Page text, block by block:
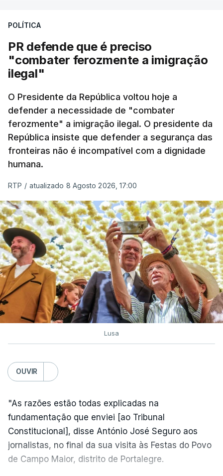
desencadeando uma ação de prevenção
articulação com a Marinha, a Autoridade Marítima
Nacional e a Força Aérea.
apreendida mais cocaína até ao momento de que
em todo o ano de 2025.
A ação de prevenção visa a deteção em alto mar
de embarcações de alta velocidade (EAV) que
utilizam a costa nacional para o tráfico de droga.
c/ Lusa
POLÍTICA
PR defende que é preciso
"combater ferozmente a imigração
ilegal"
O Presidente da República voltou hoje a
defender a necessidade de "combater
ferozmente" a imigração ilegal. O presidente da
República insiste que defender a segurança das
fronteiras não é incompatível com a dignidade
humana.
RTP / atualizado 8 Agosto 2026, 17:00
Lusa
OUVIR
"As razões estão todas explicadas na
fundamentação que enviei [ao Tribunal
Constitucional], disse António José Seguro aos
jornalistas, no final da sua visita às Festas do Povo
de Campo Maior, distrito de Portalegre.